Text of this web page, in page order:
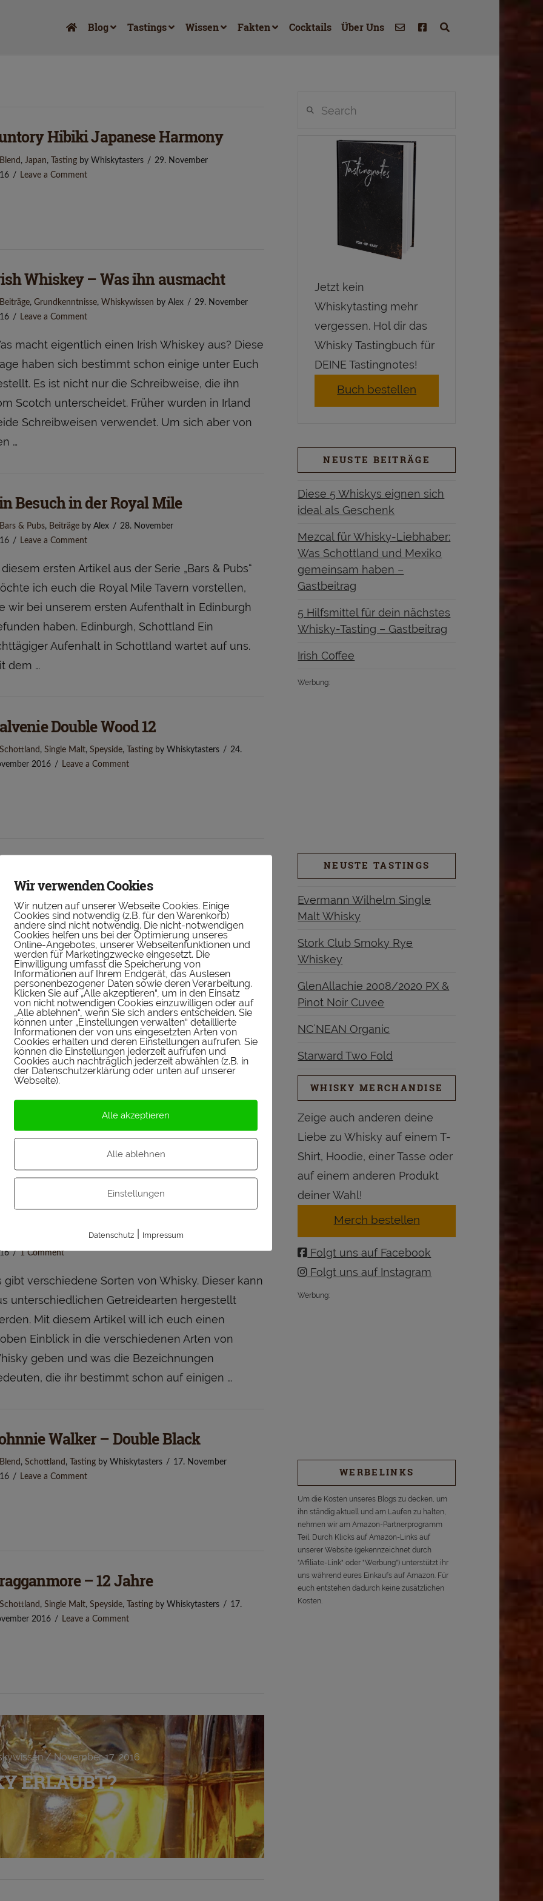
Blog Tastings Wissen Fakten Cocktails Über Uns
Hibiki Japanese Harmony
Blend , Japan, Tastingby Whiskytasters
29. November
Leave a Comment
Whiskey – Was ihn ausmacht
Beiträge, Grundkenntnisse, Whiskywissen by Alex
29. November
Leave a Comment
macht eigentlich einen Irish Whiskey aus? Diese
haben sich bestimmt schon einige unter Euch
Es ist nicht nur die Schreibweise, die ihn
Scotch unterscheidet. Früher wurden in Irland
Schreibweisen verwendet. Um sich aber von
…
Besuch in der Royal Mile
Bars & Pubs, Beiträgeby Alex
28. November
Leave a Comment
diesem ersten Artikel aus der Serie „Bars & Pubs“
ich euch die Royal Mile Tavern vorstellen,
wir bei unserem ersten Aufenthalt in Edinburgh
haben. Edinburgh, Schottland Ein
Aufenhalt in Schottland wartet auf uns.
dem …
Double Wood 12
Schottland , Single Malt, Speyside, Tastingby Whiskytasters
24.
2016
Leave a Comment
– Organic Scottish Barley
,Schottland,Single Malt ,Tastingby Whiskytasters
2016
Leave a Comment
Einflüsse auf das Aroma
Beiträge, Grundkenntnisse ,Herstellung,Whiskywissenby Alex
2016
Leave a Comment
ein Whisky schmeckt und welches Aroma er hat
von verschiedenen Einflüssen beeinflusst. Sei
wie stark getorft die Gerste wird, was für Wasser
die Herstellung verwendet wurde, wie oft
wurde, und so weiter … Außerdem spielt …
kurz erklärt
Grundkenntnisse,Whiskywissenby Alex
1 Comment
gibt verschiedene Sorten von Whisky. Dieser kann
unterschiedlichen Getreidearten hergestellt
Mit diesem Artikel will ich euch einen
Einblick in die verschiedenen Arten von
geben und was die Bezeichnungen
die ihr bestimmt schon auf einigen …
Walker – Double Black
Blend , Schottland , Tastingby Whiskytasters
17. November
Leave a Comment
– 12 Jahre
Schottland , Single Malt, Speyside, Tastingby Whiskytasters
17.
2016
Leave a Comment
/ November 17, 2016
ERLAUBT?
Jetzt kein
Whiskytasting mehr
vergessen. Hol dir das
Whisky Tastingbuch für
DEINE Tastingnotes!
Buch bestellen
NEUSTE BEITRÄGE
Diese 5 Whiskys eignen sich
ideal als Geschenk
Mezcal für Whisky-Liebhaber:
Was Schottland und Mexiko
gemeinsam haben –
Gastbeitrag
5 Hilfsmittel für dein nächstes
Whisky-Tasting – Gastbeitrag
Irish Coffee
Werbung:
NEUSTE TASTINGS
Evermann Wilhelm Single
Malt Whisky
Stork Club Smoky Rye
Whiskey
GlenAllachie 2008/2020 PX &
Pinot Noir Cuvee
NC´NEAN Organic
Starward Two Fold
WHISKY MERCHANDISE
Zeige auch anderen deine
Liebe zu Whisky auf einem T-
Shirt, Hoodie, einer Tasse oder
auf einem anderen Produkt
deiner Wahl!
Merch bestellen
Folgt uns auf Facebook
Folgt uns auf Instagram
Werbung:
WERBELINKS
Um die Kosten unseres Blogs zu decken, um
ihn ständig aktuell und am Laufen zu halten,
nehmen wir am Amazon-Partnerprogramm
Teil. Durch Klicks auf Amazon-Links auf
unserer Website (gekennzeichnet durch
"Affiliate-Link" oder "Werbung") unterstützt ihr
uns während eures Einkaufs auf Amazon. Für
euch entstehen dadurch keine zusätzlichen
Kosten.
Wir verwenden Cookies
Wir nutzen auf unserer Webseite Cookies. Einige
Cookies sind notwendig (z.B. für den Warenkorb)
andere sind nicht notwendig. Die nicht-notwendigen
Cookies helfen uns bei der Optimierung unseres
Online-Angebotes, unserer Webseitenfunktionen und
werden für Marketingzwecke eingesetzt. Die
Einwilligung umfasst die Speicherung von
Informationen auf Ihrem Endgerät, das Auslesen
personenbezogener Daten sowie deren Verarbeitung.
Klicken Sie auf „Alle akzeptieren“, um in den Einsatz
von nicht notwendigen Cookies einzuwilligen oder auf
„Alle ablehnen“, wenn Sie sich anders entscheiden. Sie
können unter „Einstellungen verwalten“ detaillierte
Informationen der von uns eingesetzten Arten von
Cookies erhalten und deren Einstellungen aufrufen. Sie
können die Einstellungen jederzeit aufrufen und
Cookies auch nachträglich jederzeit abwählen (z.B. in
der Datenschutzerklärung oder unten auf unserer
Webseite).
Alle akzeptieren
Alle ablehnen
Einstellungen
Datenschutz| Impressum